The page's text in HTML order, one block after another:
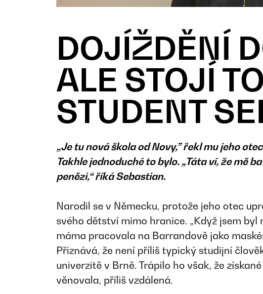
DOJÍŽDĚNÍ
ALE STOJÍ
STUDENT
„Je tu nová škola od Novy,” řekl mu jeho
Takhle jednoduché to bylo. „Táta ví, že mě
penězi,“ říká Sebastian.
Narodil se v Německu, protože jeho otec
svého dětství mimo hranice. „Když jsem
máma pracovala na Barrandově jako
Přiznává, že není příliš typický studijní
univerzitě v Brně. Trápilo ho však, že
věnovala, příliš vzdálená.